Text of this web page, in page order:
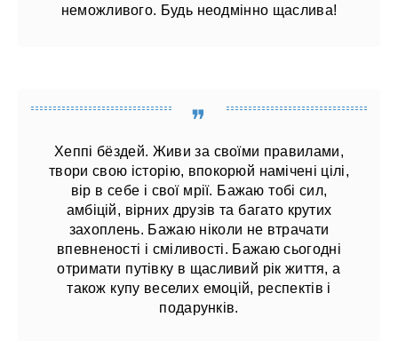
неможливого. Будь неодмінно щаслива!
Хеппі бёздей. Живи за своїми правилами,
твори свою історію, впокорюй намічені цілі,
вір в себе і свої мрії. Бажаю тобі сил,
амбіцій, вірних друзів та багато крутих
захоплень. Бажаю ніколи не втрачати
впевненості і сміливості. Бажаю сьогодні
отримати путівку в щасливий рік життя, а
також купу веселих емоцій, респектів і
подарунків.